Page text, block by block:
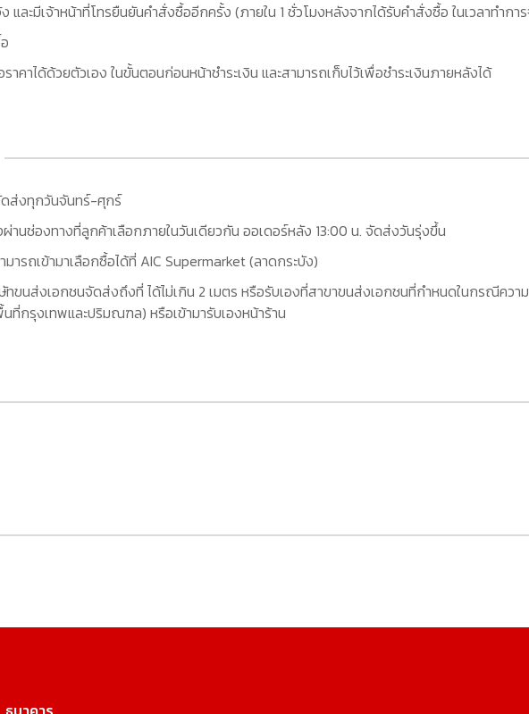
และมีเจ้าหน้าที่โทรยืนยันคำสั่งซื้ออีกครั้ง (ภายใน 1 ชั่วโมงหลังจากได้รับคำสั่งซื้อ ในเวลาทำก
คาได้ด้วยตัวเอง ในขั้นตอนก่อนหน้าชำระเงิน และสามารถเก็บไว้เพื่อชำระเงินภายหลังได้
ดส่งทุกวันจันทร์-ศุกร์
านช่องทางที่ลูกค้าเลือกภายในวันเดียวกัน ออเดอร์หลัง 13:00 น. จัดส่งวันรุ่งขึ้น
ารถเข้ามาเลือกซื้อได้ที่ AIC Supermarket (ลาดกระบัง)
ขนส่งเอกชนจัดส่งถึงที่ ได้ไม่เกิน 2 เมตร หรือรับเองที่สาขาขนส่งเอกชนที่กำหนดในกรณีคว
นที่กรุงเทพและปริมณฑล) หรือเข้ามารับเองหน้าร้าน